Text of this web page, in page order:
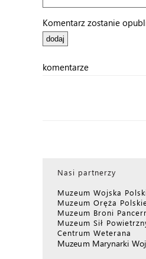
Komentarz zostanie
komentarze
Nasi partnerzy
Muzeum Wojska
Muzeum Oręża
Muzeum Broni
Muzeum Sił
Centrum Weterana
Muzeum Marynarki